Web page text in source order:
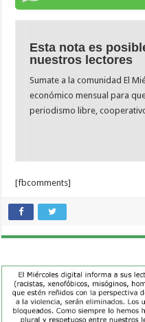
Esta nota es
nuestros lectores
Sumate a la comunidad El
económico mensual para
periodismo libre,
[fbcomments]